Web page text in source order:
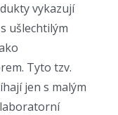
vykazují
ušlechtilým
Tyto tzv.
jen s malým